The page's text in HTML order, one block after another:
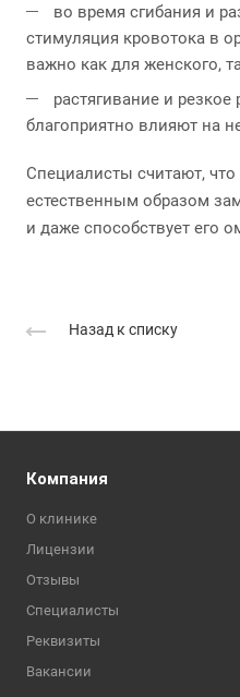
во время сгибания и
стимуляция кровотока в
важно как для женского,
растягивание и
благоприятно влияют на
Специалисты считают,
естественным образом
и даже способствует его
Назад к списку
Компания
О клинике
Лицензии
Отзывы
Специалисты
Реквизиты
Вакансии